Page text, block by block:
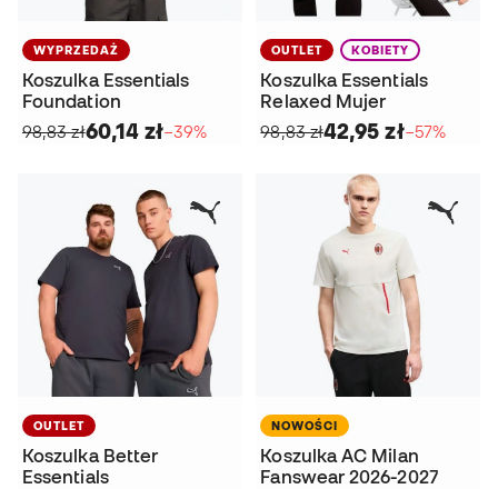
WYPRZEDAŻ
Koszulka Essentials
Foundation
98,83 zł60,14 zł−39%
OUTLET KOBIETY
Koszulka Essentials
Relaxed Mujer
98,83 zł42,95 zł−57%
OUTLET
Koszulka Better
Essentials
NOWOŚCI
Koszulka AC Milan
Fanswear 2026-2027